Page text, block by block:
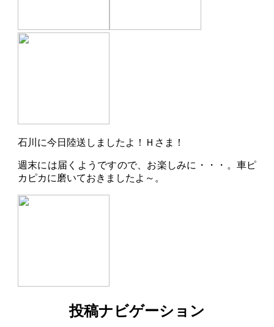
石川に今日陸送しましたよ！Ｈさま！
週末には届くようですので、お楽しみに・・・。車ピ
カピカに磨いておきましたよ～。
投稿ナビゲーション